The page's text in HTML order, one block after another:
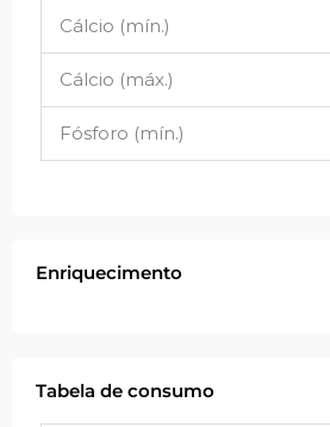
Cálcio (mín.)
Cálcio (máx.)
Fósforo (mín.)
Enriquecimento
Tabela de consumo